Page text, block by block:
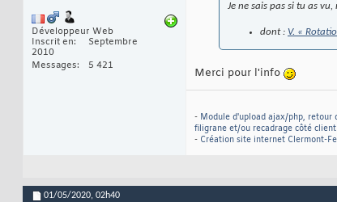
Développeur Web
Inscrit en
Septembre
2010
Messages
5 421
Je ne sais pas si tu as
dont : V. «
Merci pour l'info
- Module d'upload ajax/php, retour
filigrane et/ou recadrage côté
- Création site internet Clermont-
01/05/2020, 02h40